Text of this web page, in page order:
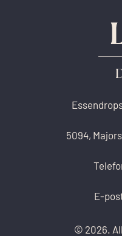
5094,
E-
© 2026.